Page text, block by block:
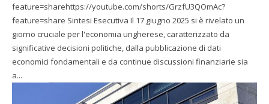
feature=sharehttps://youtube.com/shorts/GrzfU3QOmAc?
feature=share Sintesi Esecutiva Il 17 giugno 2025 si è rivelato un
giorno cruciale per l'economia ungherese, caratterizzato da
significative decisioni politiche, dalla pubblicazione di dati
economici fondamentali e da continue discussioni finanziarie sia
a...